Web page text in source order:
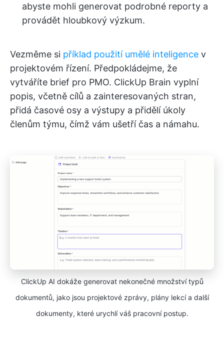
abyste mohli generovat podrobné reporty a
provádět hloubkový výzkum.
Vezměme si příklad použití umělé inteligence v
projektovém řízení. Předpokládejme, že
vytváříte brief pro PMO. ClickUp Brain vyplní
popis, včetně cílů a zainteresovaných stran,
přidá časové osy a výstupy a přidělí úkoly
členům týmu, čímž vám ušetří čas a námahu.
ClickUp AI dokáže generovat nekonečné množství typů
dokumentů, jako jsou projektové zprávy, plány lekcí a další
dokumenty, které urychlí váš pracovní postup.